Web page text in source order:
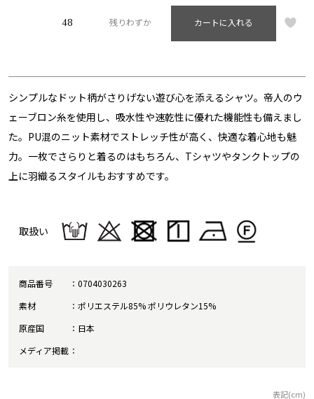
48 残りわずか カートに入れる
シンプルなドット柄がさりげない遊び心を添えるシャツ。帝人のウ
ェーブロン糸を使用し、吸水性や速乾性に優れた機能性も備えまし
た。PU混のニット素材でストレッチ性が高く、快適な着心地も魅
力。一枚でさらりと着るのはもちろん、Tシャツやタンクトップの
上に羽織るスタイルもおすすめです。
取扱い
商品番号
0704030263
素材
ポリエステル85% ポリウレタン15%
原産国
日本
メディア掲載
表記(cm)